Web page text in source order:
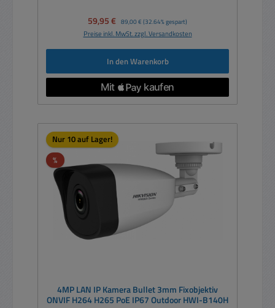
Verkaufspreis:
59,95 € Regulärer Preis:
89,00 € (32.64% gespart)
Preise inkl. MwSt. zzgl. Versandkosten
In den Warenkorb
Nur 10 auf Lager!
%Rabatt
4MP LAN IP Kamera Bullet 3mm Fixobjektiv
ONVIF H264 H265 PoE IP67 Outdoor HWI-B140H